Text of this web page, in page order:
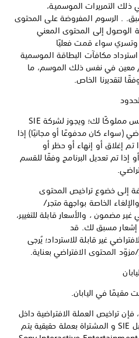
ذلك التمريرات الموسمية،
. الرسوم المفروضة على المحتوى
الوصول إلى المحتوى المعني
وتسري سواء قمت فعليًا
مكافآت البطاقة الموسمية
معين في نفس ذلك الموسم، ما
لتقديرنا الخاص.
المحتوى الافتراضي مرخّص لك وليس مملوكًا لك؛ ويجوز لشركة SIE
(سواء كان مدفوعًا أو مجانيًا) إذا
تم إغلاق أو إنهاء أو حظر أو
إذا تم تعديل البرنامج وفقًا للقسم
إلى خضوع تراخيص المحتوى
الخاصة بواجهة متجر/
مضمون ، والأسعار قابلة للتغيير،
إشعار مسبق لك. قد
غير قابلة للاسترداد؛ يُرجى
المحتوى الافتراضي بعناية.
تراخيص العملة الافتراضية داخل
اللعبة في البرامج المنشورة من قبل SIE و المشتراة بعملة حقيقية يتم